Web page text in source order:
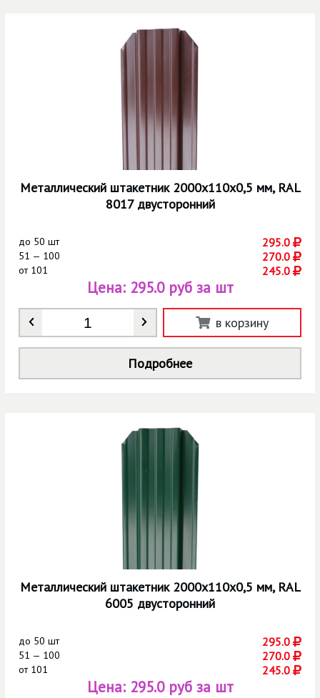
Металлический штакетник 2000х110х0,5 мм, RAL
8017 двусторонний
до 50 шт 295.0
51 — 100 270.0
от101 245.0
Количество
Цена: 295.0 руб за шт
в корзину
Подробнее
Металлический штакетник 2000х110х0,5 мм, RAL
6005 двусторонний
до 50 шт 295.0
51 — 100 270.0
от101 245.0
Цена: 295.0 руб за шт